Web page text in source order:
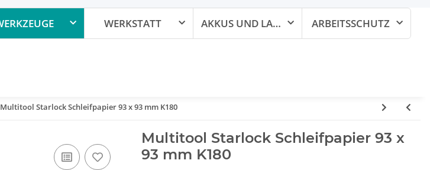
Multitool Starlock Schleifpapier 93 x 93 mm K180
Multitool Starlock Schleifpapier 93 x
93 mm K180